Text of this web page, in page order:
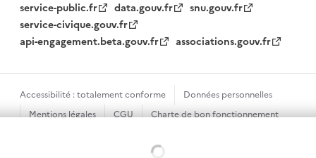
service-public.fr
data.gouv.fr
snu.gouv.fr
service-civique.gouv.fr
api-engagement.beta.gouv.fr
associations.gouv.fr
Accessibilité : totalement conforme
Données personnelles
Mentions légales
CGU
Charte de bon fonctionnement